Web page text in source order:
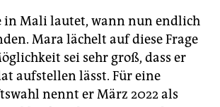
in Mali lautet, wann nun endlich
Mara lächelt auf diese Frage
sei sehr groß, dass er
aufstellen lässt. Für eine
nennt er März 2022 als